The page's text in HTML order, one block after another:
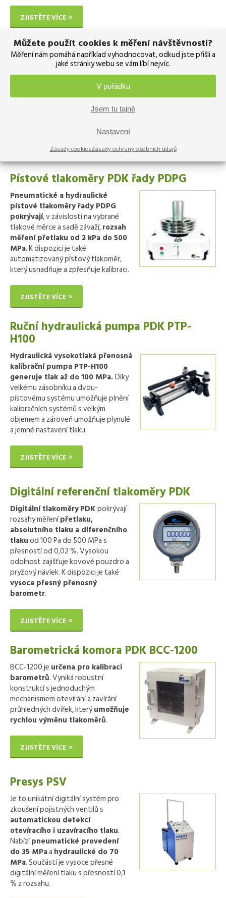
Můžete použít cookies k měření návštěvnosti?
Měření nám pomáhá například vyhodnocovat, odkud jste přišli a
jaké stránky webu se vám líbí nejvíc.
V pořádku
Jsem tu tajně
Nastavení
Zásady cookiesZásady ochrany osobních údajů
ZJISTĚTE VÍCE
Porovnávací tlakové pumpy Aremeca
Kalibrační generátory a
regulátory tlakufirmy Aremeca
pokrývají rozsahy od podtlaku až do
1 000 MPa (10 000 bar). Tlakovým
médiem může být vzduch, olej, nebo
ZJISTĚTE VÍCE
Pístové tlakoměry PDK řady PDPG
Pneumatické a hydraulické
pístové tlakoměry řady PDPG
pokrývají, v závislosti na vybrané
tlakové měrce a sadě závaží,rozsah
měření přetlaku od 2 kPa do 500
MPa. K dispozici je také
automatizovaný pístový tlakoměr,
který usnadňuje a zpřesňuje kalibraci.
ZJISTĚTE VÍCE
Ruční hydraulická pumpa PDK PTP-
H100
Hydraulická vysokotlaká přenosná
kalibrační pumpa PTP-H100
generuje tlak až do 100 MPa.Díky
velkému zásobníku a dvou-
pístovému systému umožňuje plnění
kalibračních systémů s velkým
objemem a zároveň umožňuje plynulé
a jemné nastavení tlaku.
ZJISTĚTE VÍCE
Digitální referenční tlakoměry PDK
Digitální tlakoměryPDKpokrývají
rozsahy měřenípřetlaku,
absolutního tlaku a diferenčního
tlakuod 100 Pa do 500 MPa s
přesností od 0,02 %. Vysokou
odolnost zajišťuje kovové pouzdro a
pryžový návlek. K dispozici je také
vysoce přesný přenosný
barometr.
ZJISTĚTE VÍCE
Barometrická komora PDK BCC-1200
BCC-1200 je určena pro kalibraci
barometrů. Vyniká robustní
konstrukcí s jednoduchým
mechanismem otevírání a zavírání
průhledných dvířek, kterýumožňuje
rychlou výměnu tlakoměrů.
ZJISTĚTE VÍCE
Presys PSV
Je to unikátní digitální systém pro
zkoušení pojistných ventilů s
automatickou detekcí
otevíracího i uzavíracího tlaku.
Nabízípneumatické provedení
do 35 MPaa hydraulické do 70
MPa. Součástí je vysoce přesné
digitální měření tlaku s přesností 0,1
% z rozsahu.